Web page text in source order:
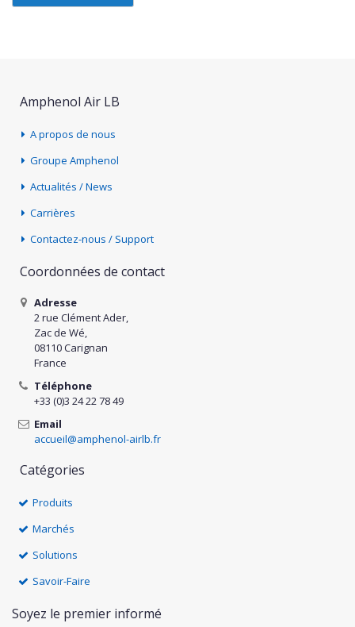
Amphenol Air LB
A propos de nous
Groupe Amphenol
Actualités / News
Carrières
Contactez-nous / Support
Coordonnées de contact
Adresse
2 rue Clément Ader,
Zac de Wé,
08110 Carignan
France
Téléphone
+33 (0)3 24 22 78 49
Email
accueil@amphenol-airlb.fr
Catégories
Produits
Marchés
Solutions
Savoir-Faire
Soyez le premier informé